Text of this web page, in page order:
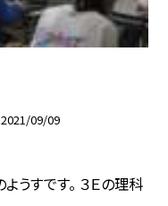
2021/09/09
うすです。 ３Ｅの理科